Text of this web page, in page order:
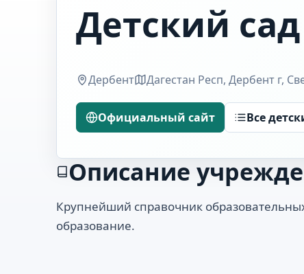
Детский
Дербент Дагестан Респ, Дербент г,
Официальный сайт Все
Описание
Крупнейший справочник
образование.